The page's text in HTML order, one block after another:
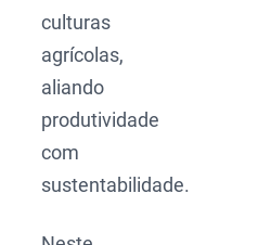
culturas
agrícolas,
aliando
produtividade
com
sustentabilidade.